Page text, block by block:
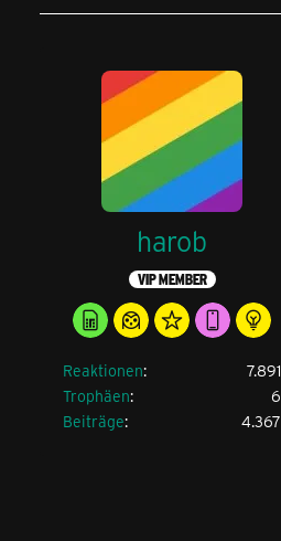
harob
VIP MEMBER
Reaktionen
7.891
Trophäen
6
Beiträge
4.367